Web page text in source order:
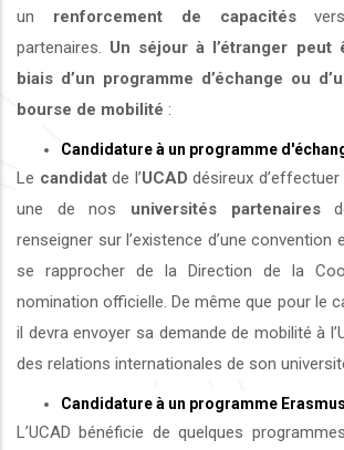
un renforcement de capacitésvers
partenaires. Un séjour à l’étranger peut
biais d’un programme d’échange ou
bourse de mobilité :
Candidature à un programme
Le candidatde l’UCAD désireux d’effectuer
une de nos universités partenaires
renseigner sur l’existence d’une convention
se rapprocher de la Direction de la
nomination officielle. De même que pour le
il devra envoyer sa demande de mobilité à
des relations internationales de son
Candidature à un programme
L’UCAD bénéficie de quelques